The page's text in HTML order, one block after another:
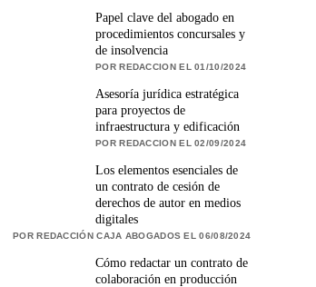
Papel clave del abogado en
procedimientos concursales y
de insolvencia
POR REDACCION EL 01/10/2024
Asesoría jurídica estratégica
para proyectos de
infraestructura y edificación
POR REDACCION EL 02/09/2024
Los elementos esenciales de
un contrato de cesión de
derechos de autor en medios
digitales
POR REDACCIÓN CAJA ABOGADOS EL 06/08/2024
Cómo redactar un contrato de
colaboración en producción